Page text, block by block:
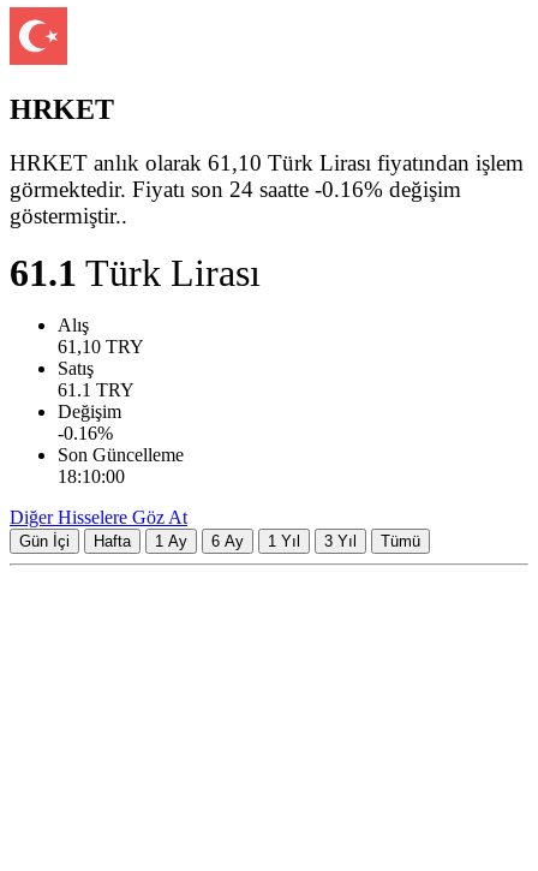
19:59
Cumhurbaşkanı Erdoğan’dan Meclise sunulan “Çerçeve Yasa”
hakkında açıklama
HRKET
HRKET anlık olarak 61,10 Türk Lirası fiyatından işlem
görmektedir. Fiyatı son 24 saatte -0.16% değişim
göstermiştir..
61.1 Türk Lirası
Alış
61,10 TRY
Satış
61.1 TRY
Değişim
-0.16%
Son Güncelleme
18:10:00
Diğer Hisselere Göz At
Gün İçi Hafta 1 Ay 6 Ay 1 Yıl 3 Yıl Tümü